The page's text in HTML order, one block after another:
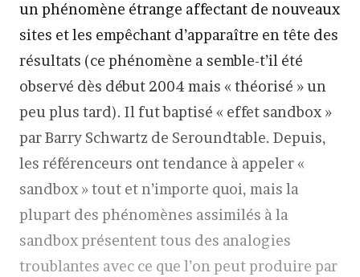
un phénomène étrange affectant de nouveaux
sites et les empêchant d’apparaître en tête des
résultats (ce phénomène a semble-t’il été
observé dès début 2004 mais « théorisé » un
peu plus tard). Il fut baptisé « effet sandbox »
par Barry Schwartz de Seroundtable. Depuis,
les référenceurs ont tendance à appeler «
sandbox » tout et n’importe quoi, mais la
plupart des phénomènes assimilés à la
sandbox présentent tous des analogies
troublantes avec ce que l’on peut produire par